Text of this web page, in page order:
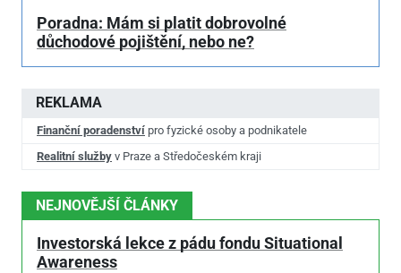
REKLAMA
Finanční poradenství pro fyzické osoby a podnikatele
Realitní služby v Praze a Středočeském kraji
NEJNOVĚJŠÍ ČLÁNKY
Investorská lekce z pádu fondu Situational
Awareness
Poradna: Mám si platit dobrovolné
důchodové pojištění, nebo ne?